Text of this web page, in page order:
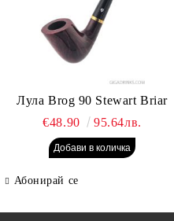
Лула Brog 90 Stewart Briar
€48.90
95.64лв.
Абонирай се